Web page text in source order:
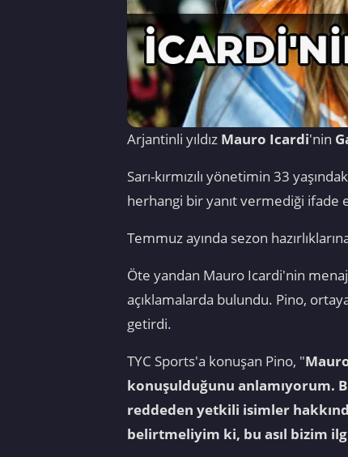
Arjantinli yıldız Mauro Icardi'nin
Sarı-kırmızılı yönetimin 33
herhangi bir yanıt vermediği ifade
Temmuz ayında sezon
Öte yandan Mauro Icardi'nin
açıklamalarda bulundu. Pino,
getirdi.
TYC Sports'a konuşan Pino, "
konuşulduğunu anlamıyorum.
reddeden yetkili isimler
belirtmeliyim ki, bu asıl bizim